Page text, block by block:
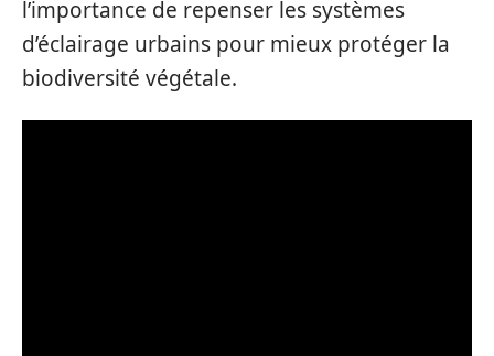
l’importance de repenser les systèmes
d’éclairage urbains pour mieux protéger la
biodiversité végétale.